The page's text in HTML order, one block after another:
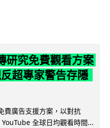
究免費觀看方案
超專家警告存隱
廣告支援方案，以對抗
全球日均觀看時間...